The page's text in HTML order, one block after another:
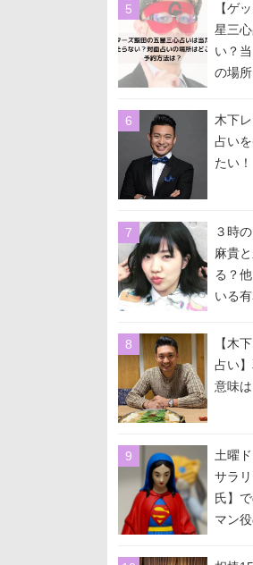
【ゲ
星三
い？
の場
木下
占い
たい！
３時
麻貴
る？
いる
【木
占い
意味
土曜
サラ
氏】
マン